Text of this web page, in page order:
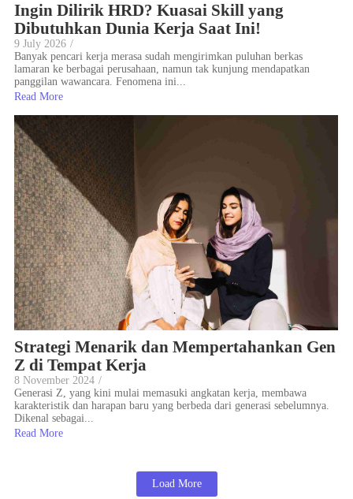
Ingin Dilirik HRD? Kuasai Skill yang
Dibutuhkan Dunia Kerja Saat Ini!
9 July 2026 /
Banyak pencari kerja merasa sudah mengirimkan puluhan berkas
lamaran ke berbagai perusahaan, namun tak kunjung mendapatkan
panggilan wawancara. Fenomena ini...
Read More
Strategi Menarik dan Mempertahankan Gen
Z di Tempat Kerja
8 November 2024 /
Generasi Z, yang kini mulai memasuki angkatan kerja, membawa
karakteristik dan harapan baru yang berbeda dari generasi sebelumnya.
Dikenal sebagai...
Read More
Load More